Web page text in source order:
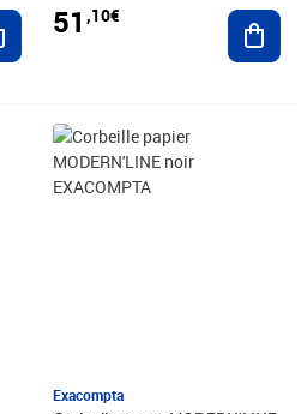
Ajouter au panier
51 ,10€
Exacompta
Prix 27,10€